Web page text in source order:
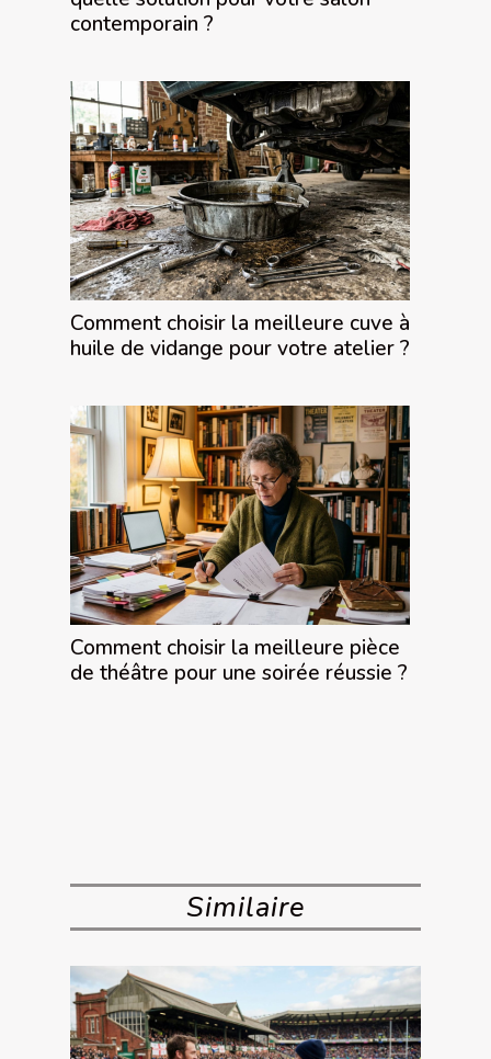
contemporain ?
Comment choisir la meilleure cuve à
huile de vidange pour votre atelier ?
Comment choisir la meilleure pièce
de théâtre pour une soirée réussie ?
Similaire